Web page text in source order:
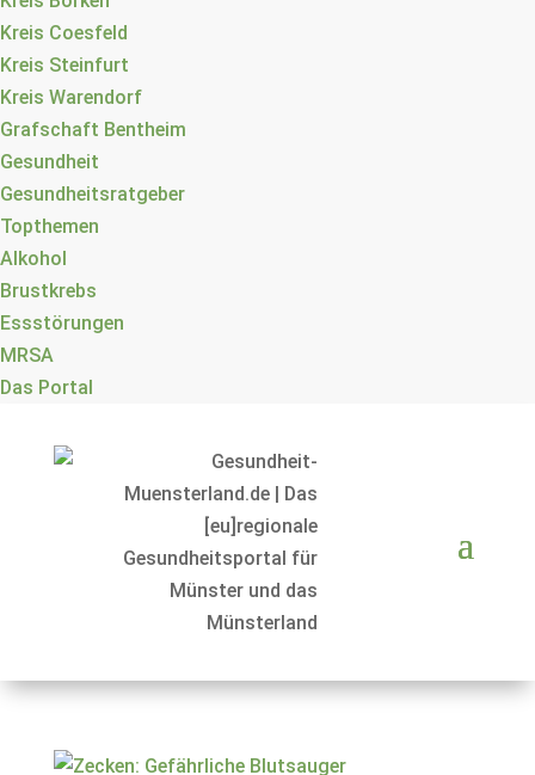
Kreis Coesfeld
Kreis Steinfurt
Kreis Warendorf
Grafschaft Bentheim
Gesundheit
Gesundheitsratgeber
Topthemen
Alkohol
Brustkrebs
Essstörungen
MRSA
Das Portal